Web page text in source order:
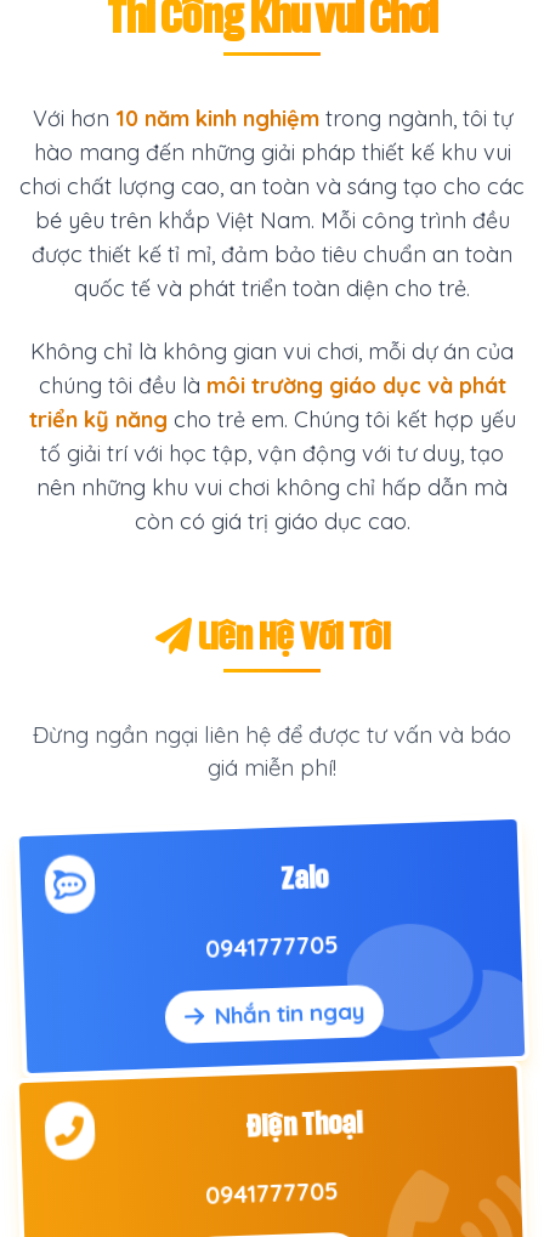
Thi Công Khu vui Chơi
Với hơn 10 năm kinh nghiệmtrong ngành, tôi tự
hào mang đến những giải pháp thiết kế khu vui
chơi chất lượng cao, an toàn và sáng tạo cho các
bé yêu trên khắp Việt Nam. Mỗi công trình đều
được thiết kế tỉ mỉ, đảm bảo tiêu chuẩn an toàn
quốc tế và phát triển toàn diện cho trẻ.
Không chỉ là không gian vui chơi, mỗi dự án của
chúng tôi đều là môi trường giáo dục và phát
triển kỹ năng cho trẻ em. Chúng tôi kết hợp yếu
tố giải trí với học tập, vận động với tư duy, tạo
nên những khu vui chơi không chỉ hấp dẫn mà
còn có giá trị giáo dục cao.
Liên Hệ Với Tôi
Đừng ngần ngại liên hệ để được tư vấn và báo
giá miễn phí!
Zalo
0941777705
Nhắn tin ngay
Điện Thoại
0941777705